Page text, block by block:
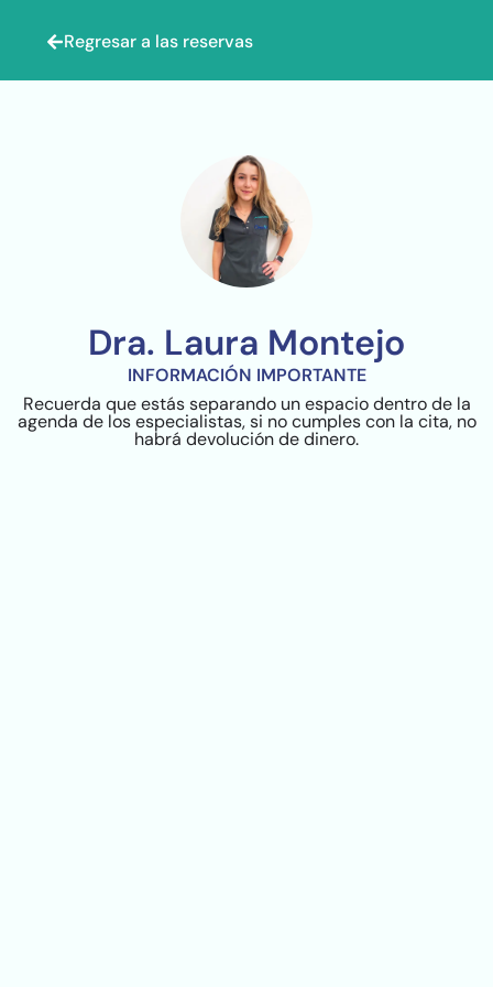
Regresar a las reservas
Dra. Laura Montejo
INFORMACIÓN IMPORTANTE
Recuerda que estás separando un espacio dentro de la
agenda de los especialistas, si no cumples con la cita, no
habrá devolución de dinero.